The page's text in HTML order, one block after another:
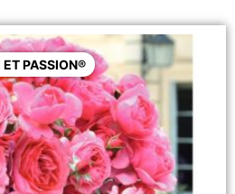
ET PASSION®